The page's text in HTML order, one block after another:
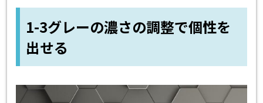
1-3グレーの濃さの調整で個性を
出せる